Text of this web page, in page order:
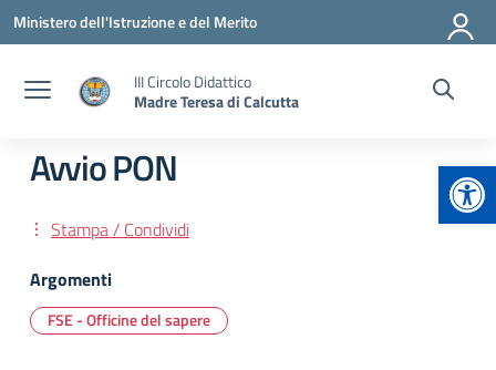
Vai ai contenuti
Vai al menu di navigazione
Vai al footer
Ministero dell'Istruzione e del Merito
III Circolo Didattico
Madre Teresa di Calcutta
Avvio PON
Stampa / Condividi
Argomenti
FSE - Officine del sapere